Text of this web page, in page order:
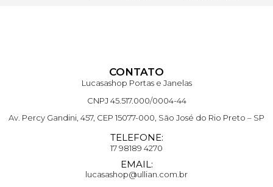
CONTATO
Lucasashop Portas e Janelas
CNPJ 45.517.000/0004-44
Av. Percy Gandini, 457, CEP 15077-000, São José do Rio Preto – SP
TELEFONE:
17 98189 4270
EMAIL:
lucasashop@ullian.com.br